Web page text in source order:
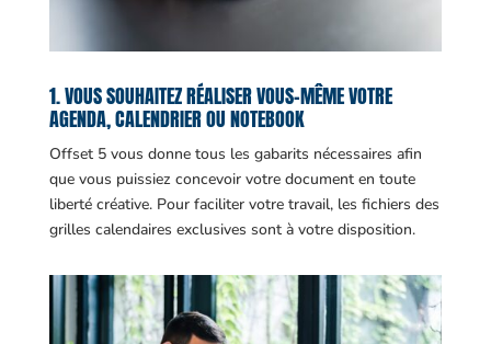
1. VOUS SOUHAITEZ RÉALISER VOUS-MÊME VOTRE
AGENDA, CALENDRIER OU NOTEBOOK
Offset 5 vous donne tous les gabarits nécessaires afin
que vous puissiez concevoir votre document en toute
liberté créative. Pour faciliter votre travail, les fichiers des
grilles calendaires exclusives sont à votre disposition.